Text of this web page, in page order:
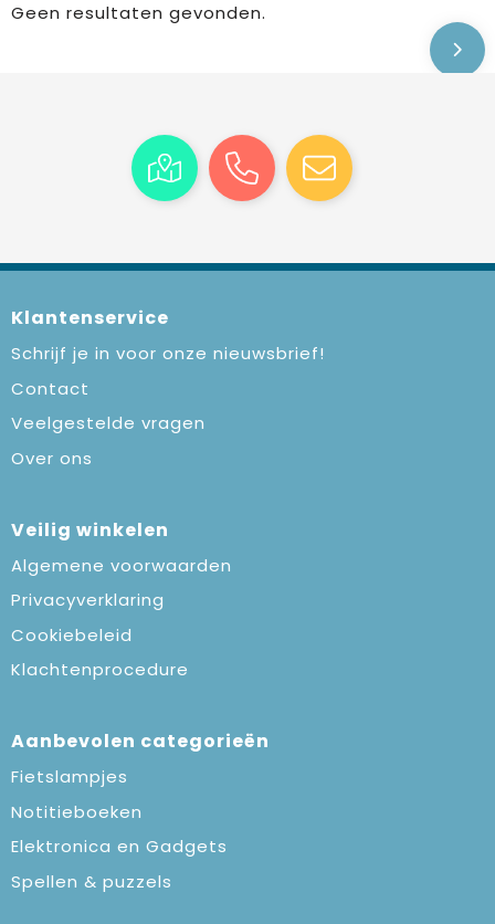
Geen resultaten gevonden.
Klantenservice
Schrijf je in voor onze nieuwsbrief!
Contact
Veelgestelde vragen
Over ons
Veilig winkelen
Algemene voorwaarden
Privacyverklaring
Cookiebeleid
Klachtenprocedure
Aanbevolen categorieën
Fietslampjes
Notitieboeken
Elektronica en Gadgets
Spellen & puzzels